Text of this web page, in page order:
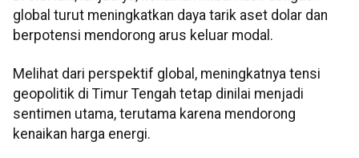
global turut meningkatkan daya tarik aset dolar dan
berpotensi mendorong arus keluar modal.
Melihat dari perspektif global, meningkatnya tensi
geopolitik di Timur Tengah tetap dinilai menjadi
sentimen utama, terutama karena mendorong
kenaikan harga energi.